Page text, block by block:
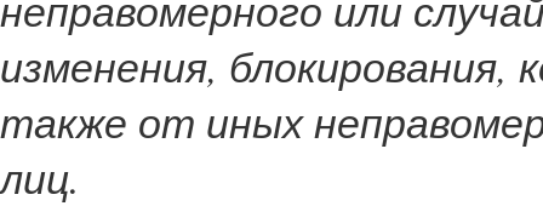
изменения, блокирования,
также от иных
лиц.